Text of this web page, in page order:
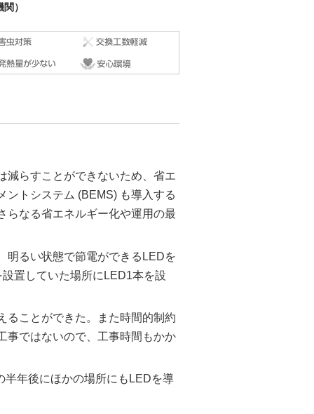
）
減らすことができないため、省エ
ントシステム (BEMS) も導入する
らなる省エネルギー化や運用の最
明るい状態で節電ができるLEDを
置していた場所にLED1本を設
ることができた。また時間的制約
事ではないので、工事時間もかか
年後にほかの場所にもLEDを導